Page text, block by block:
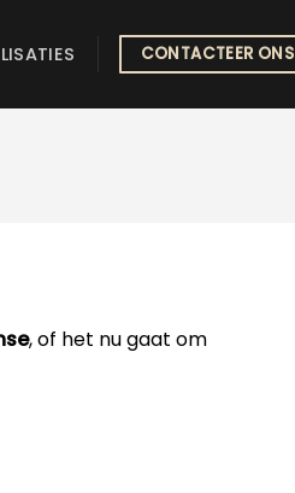
CONTACTEER ONS
, of het nu gaat om